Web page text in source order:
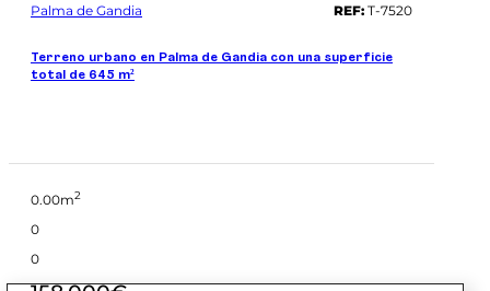
Palma de Gandia REF:T-7520
Terreno urbano en Palma de Gandia con una superficie
total de 645 m²
0.00m2
0
0